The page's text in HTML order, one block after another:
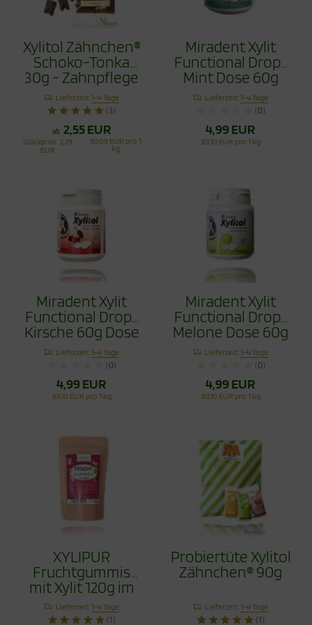
Xylitol Zähnchen®
Schoko-Tonka
30g - Zahnpflege
Bonbons
Lieferzeit:1-4 Tage
(3)
ab 2,55 EUR
Stückpreis 2,79
EUR
93,09 EUR pro 1
kg
Miradent Xylit
Functional Drops
Mint Dose 60g
Lieferzeit:1-4 Tage
(0)
4,99 EUR
83,10 EUR pro 1 kg
Miradent Xylit
Functional Drops
Kirsche 60g Dose
Lieferzeit:1-4 Tage
(0)
4,99 EUR
83,10 EUR pro 1 kg
Miradent Xylit
Functional Drops
Melone Dose 60g
Lieferzeit:1-4 Tage
(0)
4,99 EUR
83,10 EUR pro 1 kg
XYLIPUR
Fruchtgummis
mit Xylit 120g im
Beutel
Lieferzeit:1-4 Tage
(1)
Probiertüte Xylitol
Zähnchen® 90g
Lieferzeit:1-4 Tage
(1)